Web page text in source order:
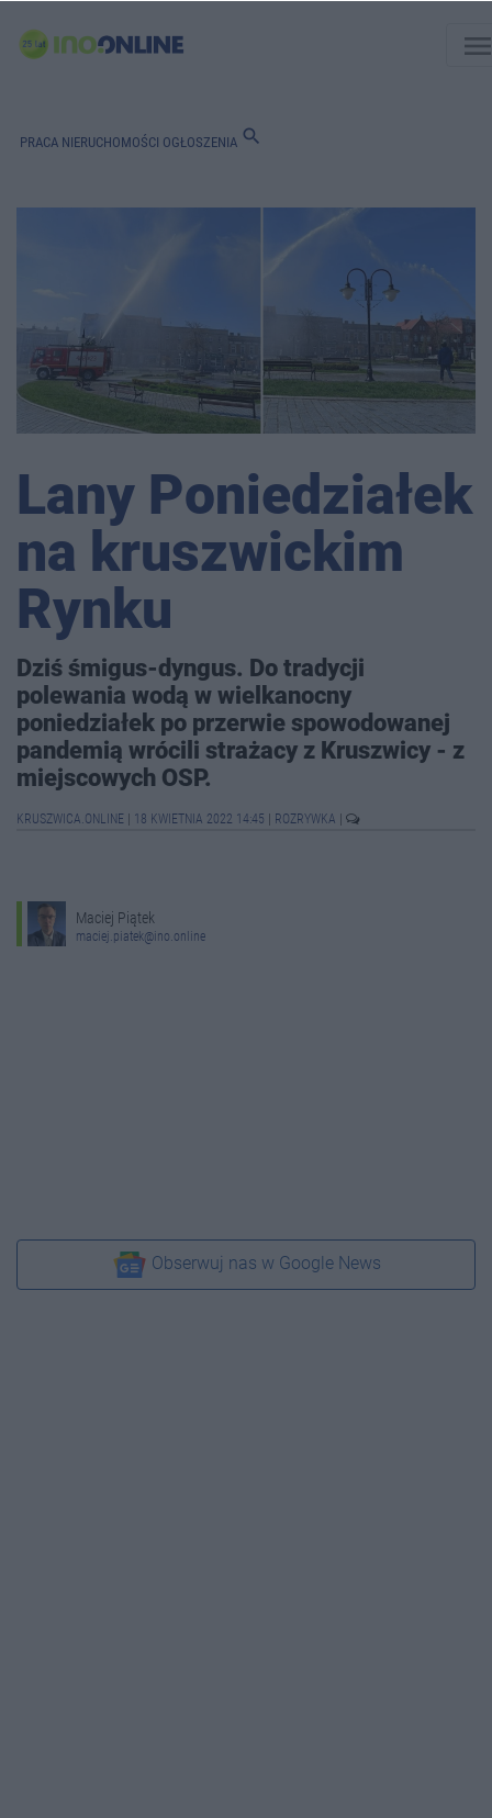
PRACA NIERUCHOMOŚCI OGŁOSZENIA search
Lany Poniedziałek
na kruszwickim
Rynku
Dziś śmigus-dyngus. Do tradycji
polewania wodą w wielkanocny
poniedziałek po przerwie spowodowanej
pandemią wrócili strażacy z Kruszwicy - z
miejscowych OSP.
KRUSZWICA.ONLINE 18 KWIETNIA 2022 14:45 ROZRYWKA
Maciej Piątek
maciej.piatek@ino.online
Obserwuj nas w Google News